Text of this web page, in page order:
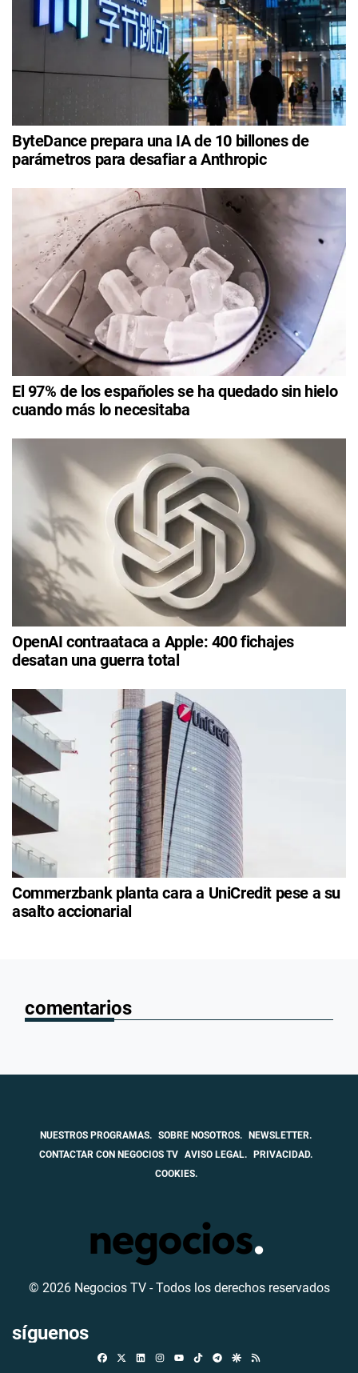
ByteDance prepara una IA de 10 billones de
parámetros para desafiar a Anthropic
El 97% de los españoles se ha quedado sin hielo
cuando más lo necesitaba
OpenAI contraataca a Apple: 400 fichajes
desatan una guerra total
Commerzbank planta cara a UniCredit pese a su
asalto accionarial
comentarios
NUESTROS PROGRAMAS. SOBRE NOSOTROS. NEWSLETTER.
CONTACTAR CON NEGOCIOS TV AVISO LEGAL. PRIVACIDAD.
COOKIES.
© 2026 Negocios TV - Todos los derechos reservados
síguenos
FacebookLinkedinInstagramTikTokTelegramGoogle Discover